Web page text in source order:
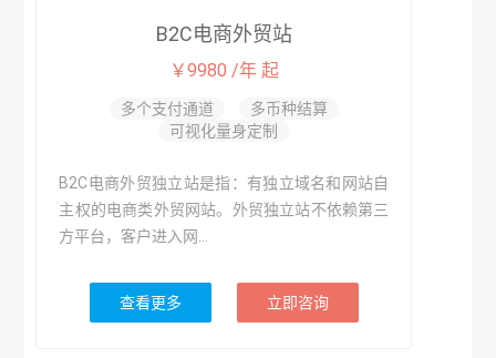
B2C电商外贸站
￥9980 /年 起
多个支付通道
多币种结算
可视化量身定制
B2C电商外贸独立站是指：有独立域名和网站自
主权的电商类外贸网站。外贸独立站不依赖第三
方平台，客户进入网...
查看更多 立即咨询